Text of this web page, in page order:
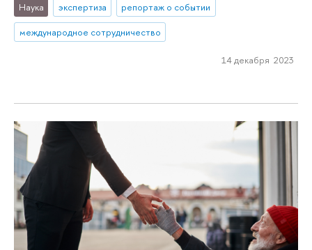
Наука экспертиза
репортаж о событии
международное сотрудничество
14 декабря 2023